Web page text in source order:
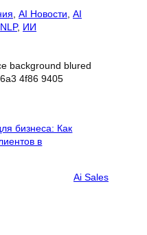
AI Новости AI
NLP, ИИ
Ai Sales